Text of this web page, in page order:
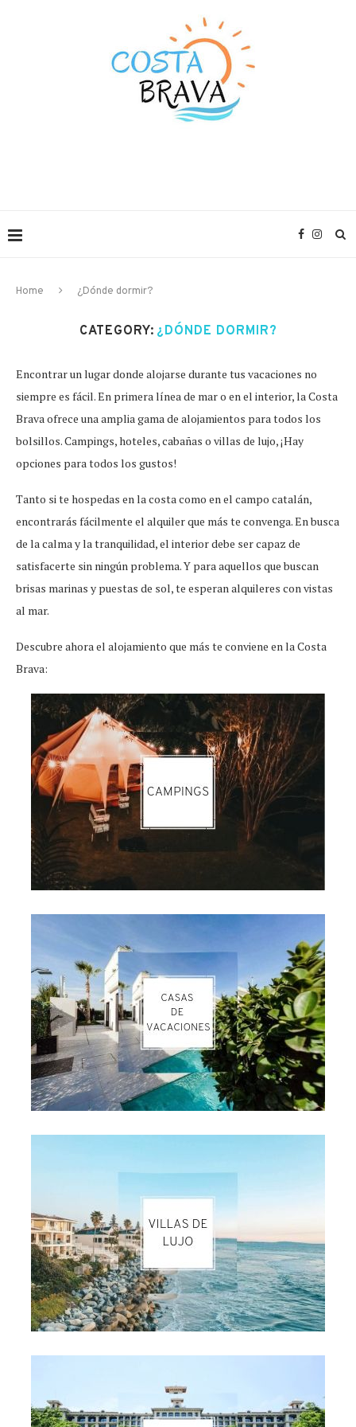
Home ¿Dónde dormir?
CATEGORY: ¿DÓNDE DORMIR?
Encontrar un lugar donde alojarse durante tus vacaciones no
siempre es fácil. En primera línea de mar o en el interior, la Costa
Brava ofrece una amplia gama de alojamientos para todos los
bolsillos. Campings, hoteles, cabañas o villas de lujo, ¡Hay
opciones para todos los gustos!
Tanto si te hospedas en la costa como en el campo catalán,
encontrarás fácilmente el alquiler que más te convenga. En busca
de la calma y la tranquilidad, el interior debe ser capaz de
satisfacerte sin ningún problema. Y para aquellos que buscan
brisas marinas y puestas de sol, te esperan alquileres con vistas
al mar.
Descubre ahora el alojamiento que más te conviene en la Costa
Brava: